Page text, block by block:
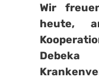
Wir
heute,
Debeka